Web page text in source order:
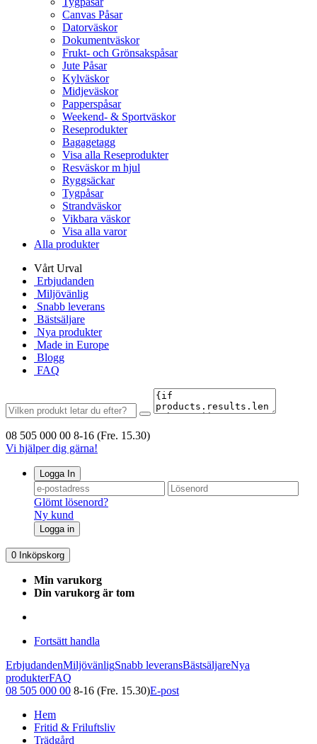
Canvas Påsar
Datorväskor
Dokumentväskor
Frukt- och Grönsakspåsar
Jute Påsar
Kylväskor
Midjeväskor
Papperspåsar
Weekend- & Sportväskor
Reseprodukter
Bagagetagg
Visa alla Reseprodukter
Resväskor m hjul
Ryggsäckar
Tygpåsar
Strandväskor
Vikbara väskor
Visa alla varor
Alla produkter
Vårt Urval
Erbjudanden
Miljövänlig
Snabb leverans
Bästsäljare
Nya produkter
Made in Europe
Blogg
FAQ
08 505 000 00 8-16 (Fre. 15.30)
Vi hjälper dig gärna!
Logga In
Glömt lösenord?
Ny kund
Logga in
0 Inköpskorg
Min varukorg
Din varukorg är tom
Fortsätt handla
ErbjudandenMiljövänligSnabb leveransBästsäljareNya
produkterFAQ
08 505 000 00 8-16 (Fre. 15.30)E-post
Hem
Fritid & Friluftsliv
Trädgård